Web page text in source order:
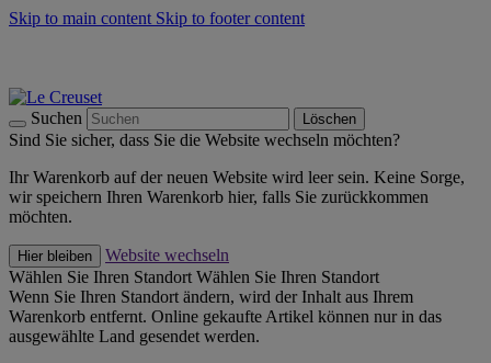
Skip to main content Skip to footer content
Suchen Löschen
Sind Sie sicher, dass Sie die Website wechseln möchten?
Ihr Warenkorb auf der neuen Website wird leer sein. Keine Sorge,
wir speichern Ihren Warenkorb hier, falls Sie zurückkommen
möchten.
Hier bleiben
Website wechseln
Wählen Sie Ihren Standort Wählen Sie Ihren Standort
Wenn Sie Ihren Standort ändern, wird der Inhalt aus Ihrem
Warenkorb entfernt. Online gekaufte Artikel können nur in das
ausgewählte Land gesendet werden.